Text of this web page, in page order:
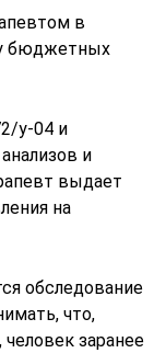
в
у бюджетных
у-04 и
и
выдает
на
обследование
что,
заранее